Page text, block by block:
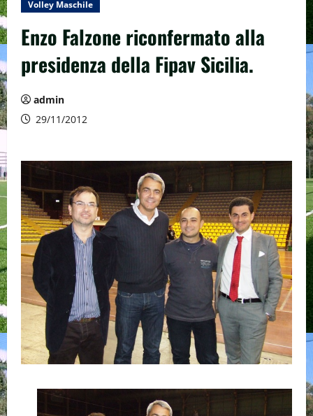
Volley Maschile
Enzo Falzone riconfermato alla
presidenza della Fipav Sicilia.
admin
29/11/2012